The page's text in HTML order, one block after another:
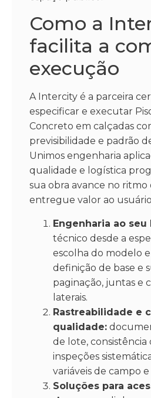
Como a
facilita a
execução
A Intercity é a parceira
especificar e executar
Concreto em calçadas
previsibilidade e padrão
Unimos engenharia
qualidade e logística
sua obra avance no
entregue valor ao
Engenharia ao seu
técnico desde a
escolha do modelo e
definição de base e
paginação, juntas e
laterais.
Rastreabilidade e
qualidade:
de lote, consistência
inspeções
variáveis de campo
Soluções para